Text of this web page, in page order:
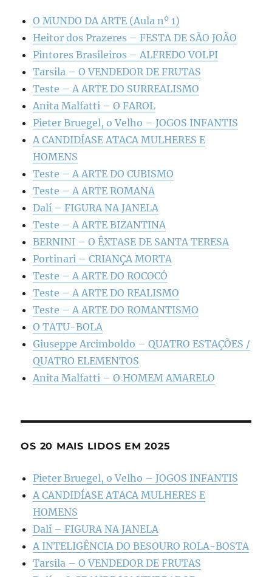
O MUNDO DA ARTE (Aula nº 1)
Heitor dos Prazeres – FESTA DE SÃO JOÃO
Pintores Brasileiros – ALFREDO VOLPI
Tarsila – O VENDEDOR DE FRUTAS
Teste – A ARTE DO SURREALISMO
Anita Malfatti – O FAROL
Pieter Bruegel, o Velho – JOGOS INFANTIS
A CANDIDÍASE ATACA MULHERES E
HOMENS
Teste – A ARTE DO CUBISMO
Teste – A ARTE ROMANA
Dalí – FIGURA NA JANELA
Teste – A ARTE BIZANTINA
BERNINI – O ÊXTASE DE SANTA TERESA
Portinari – CRIANÇA MORTA
Teste – A ARTE DO ROCOCÓ
Teste – A ARTE DO REALISMO
Teste – A ARTE DO ROMANTISMO
O TATU-BOLA
Giuseppe Arcimboldo – QUATRO ESTAÇÕES /
QUATRO ELEMENTOS
Anita Malfatti – O HOMEM AMARELO
OS 20 MAIS LIDOS EM 2025
Pieter Bruegel, o Velho – JOGOS INFANTIS
A CANDIDÍASE ATACA MULHERES E
HOMENS
Dalí – FIGURA NA JANELA
A INTELIGÊNCIA DO BESOURO ROLA-BOSTA
Tarsila – O VENDEDOR DE FRUTAS